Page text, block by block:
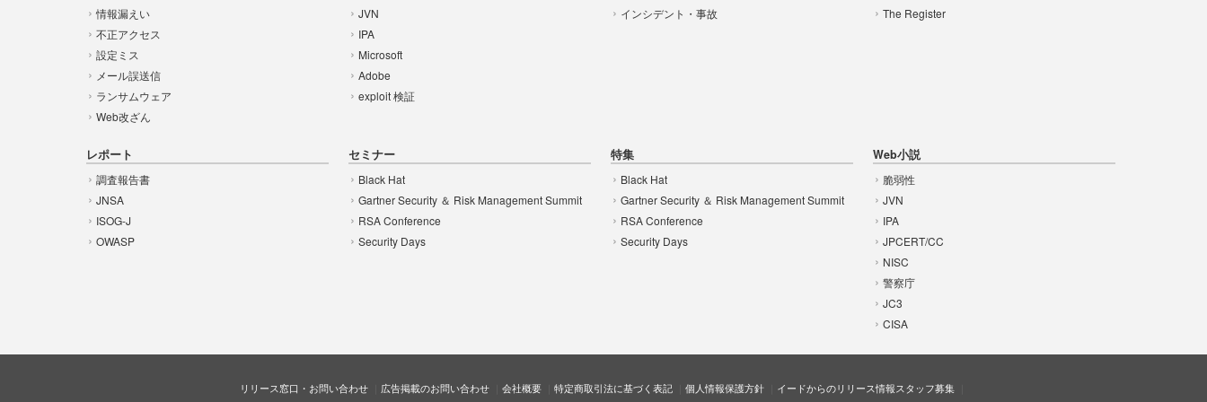
情報漏えい
不正アクセス
設定ミス
メール誤送信
ランサムウェア
Web改ざん
JVN
IPA
Microsoft
Adobe
exploit 検証
インシデント・事故 The Register
レポート
調査報告書
JNSA
ISOG-J
OWASP
セミナー
Black Hat
Gartner Security ＆ Risk Management Summit
RSA Conference
Security Days
特集
Black Hat
Gartner Security ＆ Risk Management Summit
RSA Conference
Security Days
Web小説
脆弱性
JVN
IPA
JPCERT/CC
NISC
警察庁
JC3
CISA
リリース窓口・お問い合わせ 広告掲載のお問い合わせ 会社概要 特定商取引法に基づく表記 個人情報保護方針 イードからのリリース情報スタッフ募集